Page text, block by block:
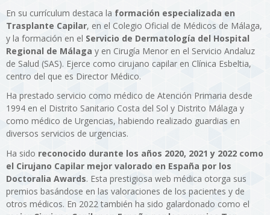
En su currículum destaca la formación especializada en
Trasplante Capilar, en el Colegio Oficial de Médicos de Málaga,
y la formación en el Servicio de Dermatología del Hospital
Regional de Málaga y en Cirugía Menor en el Servicio Andaluz
de Salud (SAS). Ejerce como cirujano capilar en Clínica Esbeltia,
centro del que es Director Médico.
Ha prestado servicio como médico de Atención Primaria desde
1994 en el Distrito Sanitario Costa del Sol y Distrito Málaga y
como médico de Urgencias, habiendo realizado guardias en
diversos servicios de urgencias.
Ha sido reconocido durante los años 2020, 2021 y 2022 como
el Cirujano Capilar mejor valorado en España por los
Doctoralia Awards. Esta prestigiosa web médica otorga sus
premios basándose en las valoraciones de los pacientes y de
otros médicos. En 2022 también ha sido galardonado como el